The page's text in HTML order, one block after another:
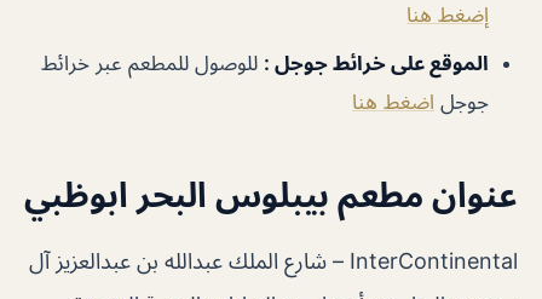
إضغط هنا
الموقع على خرائط جوجل : للوصول للمطعم عبر خرائط
جوجل اضغط هنا
عنوان مطعم بيبلوس البحر ابوظبي
InterContinental – شارع الملك عبدالله بن عبدالعزيز آل